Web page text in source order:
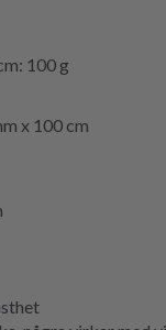
100 g
x 100 cm